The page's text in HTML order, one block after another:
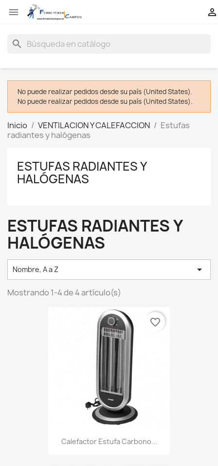
 
search
No puede realizar pedidos desde su país (United States).
No puede realizar pedidos desde su país (United States).
Inicio VENTILACION Y CALEFACCION
Estufas
radiantes y halógenas
ESTUFAS RADIANTES Y
HALÓGENAS
ESTUFAS RADIANTES Y
HALÓGENAS
Nombre, A a Z 
Mostrando 1-4 de 4 artículo(s)
Calefactor Estufa Carbono...
favorite_border